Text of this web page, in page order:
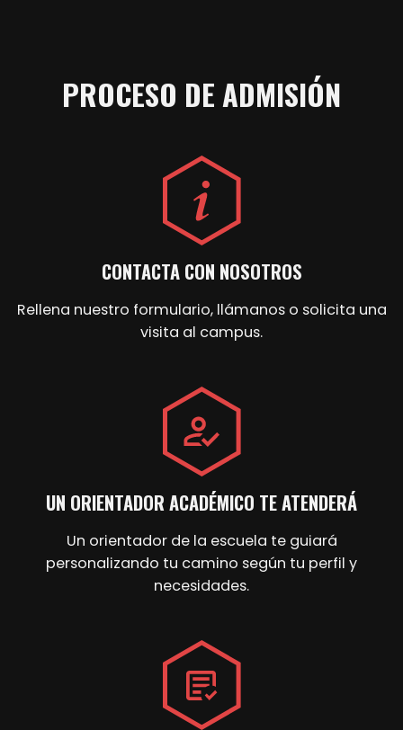
PROCESO DE ADMISIÓN
CONTACTA CON NOSOTROS
Rellena nuestro formulario, llámanos o solicita una
visita al campus.
UN ORIENTADOR ACADÉMICO TE ATENDERÁ
Un orientador de la escuela te guiará
personalizando tu camino según tu perfil y
necesidades.